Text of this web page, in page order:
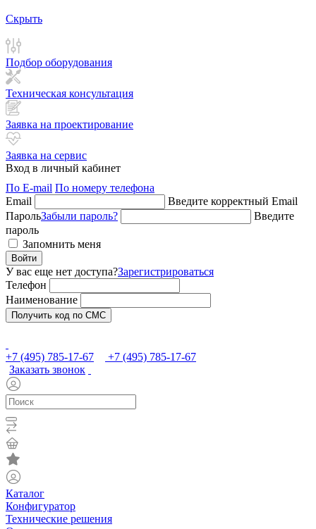
Скрыть
Подбор оборудования
Техническая консультация
Заявка на проектирование
Заявка на сервис
Вход в личный кабинет
По E-mail По номеру телефона
Email
Введите корректный Email
ПарольЗабыли пароль?
Введите
пароль
Запомнить меня
Войти
У вас еще нет доступа?Зарегистрироваться
Телефон
Наименование
Получить код по СМС
+7 (495) 785-17-67
+7 (495) 785-17-67
Заказать звонок
Каталог
Конфигуратор
Технические решения